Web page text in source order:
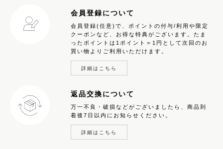
会員登録について
会員登録(任意)で、ポイントの付与/利用や限定
クーポンなど、お得な特典がございます。たま
ったポイントは1ポイント＝1円として次回のお
買い物よりご利用いただけます。
詳細はこちら
返品交換について
万一不良・破損などがございましたら、商品到
着後7日以内にお知らせください。
詳細はこちら